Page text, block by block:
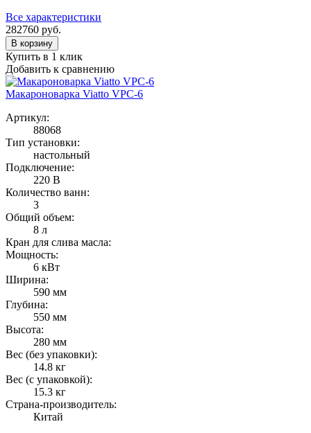
Все характеристики
282760 руб.
В корзину
Купить в 1 клик
Добавить к сравнению
Макароноварка Viatto VPC-6
Артикул:
88068
Тип установки:
настольный
Подключение:
220 В
Количество ванн:
3
Общий объем:
8 л
Кран для слива масла:
Мощность:
6 кВт
Ширина:
590 мм
Глубина:
550 мм
Высота:
280 мм
Вес (без упаковки):
14.8 кг
Вес (с упаковкой):
15.3 кг
Страна-производитель:
Китай